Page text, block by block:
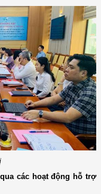
các hoạt động hỗ trợ